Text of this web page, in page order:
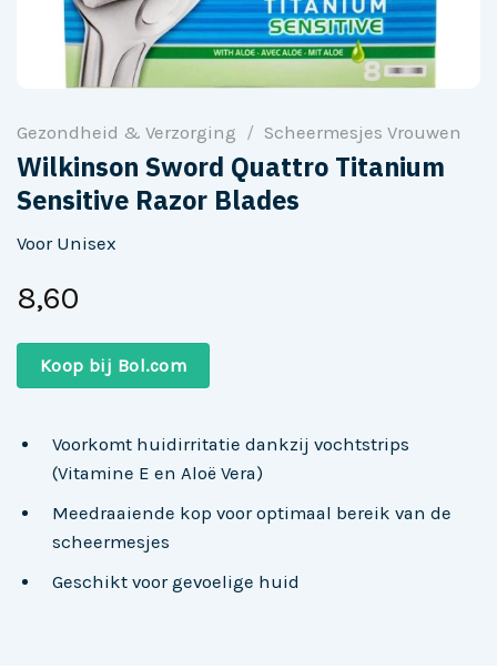
Gezondheid & Verzorging / Scheermesjes Vrouwen
Wilkinson Sword Quattro Titanium
Sensitive Razor Blades
Voor Unisex
8,60
Koop bij Bol.com
Voorkomt huidirritatie dankzij vochtstrips
(Vitamine E en Aloë Vera)
Meedraaiende kop voor optimaal bereik van de
scheermesjes
Geschikt voor gevoelige huid